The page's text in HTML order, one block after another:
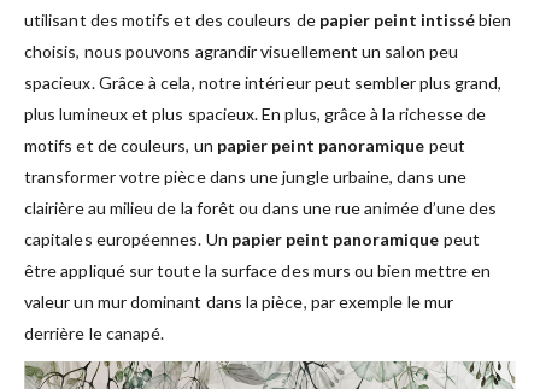
utilisant des motifs et des couleurs de papier peint intissébien
choisis, nous pouvons agrandir visuellement un salon peu
spacieux. Grâce à cela, notre intérieur peut sembler plus grand,
plus lumineux et plus spacieux. En plus, grâce à la richesse de
motifs et de couleurs, un papier peint panoramique peut
transformer votre pièce dans une jungle urbaine, dans une
clairière au milieu de la forêt ou dans une rue animée d’une des
capitales européennes. Un papier peint panoramique peut
être appliqué sur toute la surface des murs ou bien mettre en
valeur un mur dominant dans la pièce, par exemple le mur
derrière le canapé.